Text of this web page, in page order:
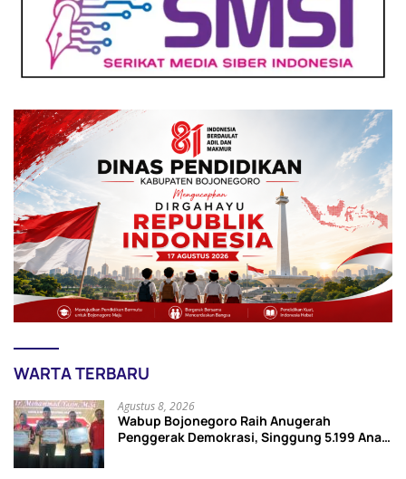
WARTA TERBARU
Agustus 8, 2026
Wabup Bojonegoro Raih Anugerah
Penggerak Demokrasi, Singgung 5.199 Anak